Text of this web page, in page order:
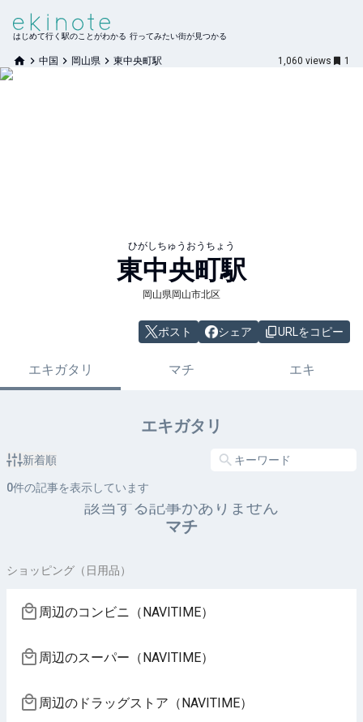
はじめて行く駅のことがわかる 行ってみたい街が見つかる
中国 岡山県 東中央町駅 1,060 views 1
ひがしちゅうおうちょう
東中央町駅
岡山県岡山市北区
ポスト シェア URLをコピー
エキガタリ マチ エキ
エキガタリ
新着順
0件の記事を表示しています
該当する記事がありません
マチ
ショッピング（日用品）
周辺のコンビニ（NAVITIME）
周辺のスーパー（NAVITIME）
周辺のドラッグストア（NAVITIME）